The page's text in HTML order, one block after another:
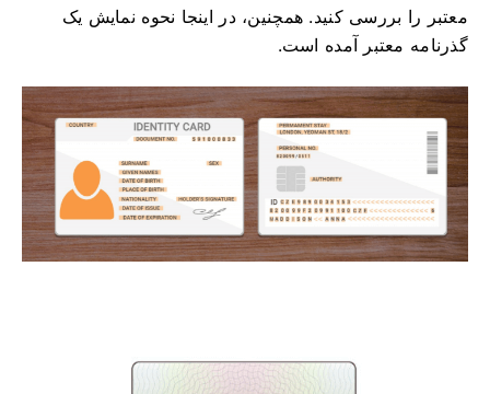
معتبر را بررسی کنید. همچنین، در اینجا نحوه نمایش یک
گذرنامه معتبر آمده است.